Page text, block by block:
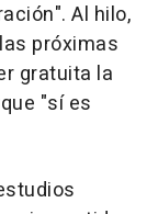
Al hilo,
próximas
gratuita la
"sí es